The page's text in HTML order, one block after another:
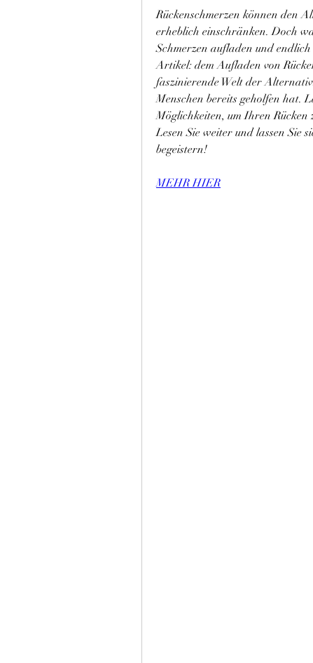
Rückenschmerzen können den
erheblich einschränken. Doch
Schmerzen aufladen und
Artikel: dem Aufladen von
faszinierende Welt der
Menschen bereits geholfen hat.
Möglichkeiten, um Ihren Rücken
Lesen Sie weiter und lassen Sie
begeistern!
MEHR HIER